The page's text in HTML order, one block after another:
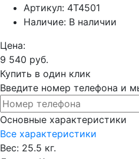
Артикул: 4T4501
Наличие: В наличии
Цена:
9 540 руб.
Купить в один клик
Введите номер телефона и
Основные характеристики
Все характеристики
Вес: 25.5 кг.